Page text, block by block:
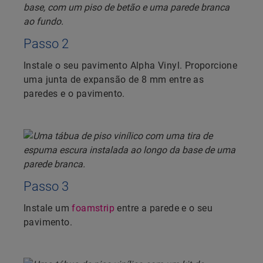
Passo 2
Instale o seu pavimento Alpha Vinyl. Proporcione
uma junta de expansão de 8 mm entre as
paredes e o pavimento.
Passo 3
Instale umfoamstrip entre a parede e o seu
pavimento.